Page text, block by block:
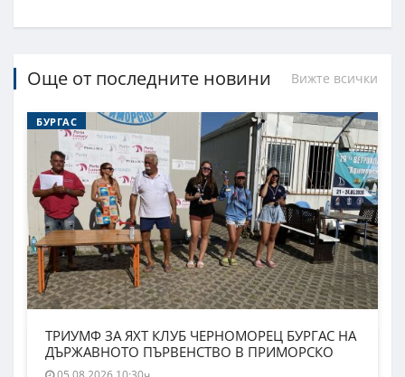
Още от последните новини Вижте всички
БУРГАС
ТРИУМФ ЗА ЯХТ КЛУБ ЧЕРНОМОРЕЦ БУРГАС НА
ДЪРЖАВНОТО ПЪРВЕНСТВО В ПРИМОРСКО